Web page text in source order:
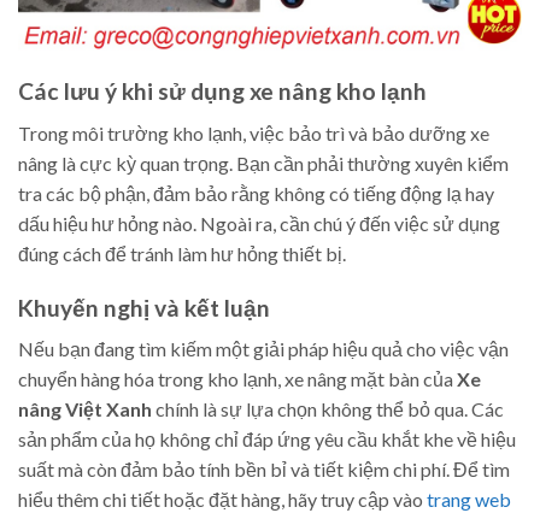
Các lưu ý khi sử dụng xe nâng kho lạnh
Trong môi trường kho lạnh, việc bảo trì và bảo dưỡng xe
nâng là cực kỳ quan trọng. Bạn cần phải thường xuyên kiểm
tra các bộ phận, đảm bảo rằng không có tiếng động lạ hay
dấu hiệu hư hỏng nào. Ngoài ra, cần chú ý đến việc sử dụng
đúng cách để tránh làm hư hỏng thiết bị.
Khuyến nghị và kết luận
Nếu bạn đang tìm kiếm một giải pháp hiệu quả cho việc vận
chuyển hàng hóa trong kho lạnh, xe nâng mặt bàn củaXe
nâng Việt Xanh chính là sự lựa chọn không thể bỏ qua. Các
sản phẩm của họ không chỉ đáp ứng yêu cầu khắt khe về hiệu
suất mà còn đảm bảo tính bền bỉ và tiết kiệm chi phí. Để tìm
hiểu thêm chi tiết hoặc đặt hàng, hãy truy cập vào trang web